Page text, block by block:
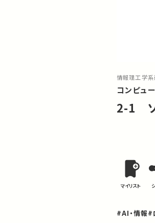
情報理工学
コンピュ
2-1 ソ
マイリスト
#AI・情報#